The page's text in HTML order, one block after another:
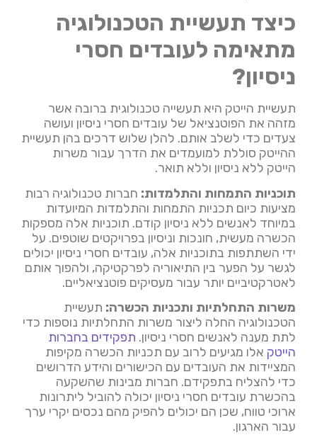
כיצד תעשיית הטכנולוגיה
מתאימה לעובדים חסרי
ניסיון?
תעשיית הייטק היא תעשייה טכנולוגית ברובה אשר
מזהה את הפוטנציאל של עובדים חסרי ניסיון ועושה
צעדים כדי לשלב אותם. להלן שלוש דרכים בהן תעשיית
ההייטק סוללת למועמדים את הדרך עבור משרות
הייטק ללא ניסיון וללא תואר.
תוכניות התמחות והתלמדות: חברות טכנולוגיה רבות
מציעות כיום תכניות התמחות והתלמדות המיועדות
במיוחד לאנשים ללא ניסיון קודם. תוכניות אלה מספקות
הכשרה מעשית, חונכות וניסיון בפרויקטים שוטפים. על
ידי השתתפות בתוכניות אלה, עובדים חסרי ניסיון יכולים
לגשר על הפער בין התיאוריה לפרקטיקה, ולהפוך אותם
לאטרקטיביים יותר עבור מעסיקים פוטנציאליים.
משרות התחלתיות ותכניות הכשרה: תעשיית
הטכנולוגיה החלה ליצור משרות התחלתיות נוספות כדי
לתת מענה לאנשים חסרי ניסיון. תפקידים בחברות
הייטק אלו מגיעים לרוב עם תכניות הכשרה מקיפות
המציידות את העובדים עם הכישורים והידע הדרושים
כדי להצליח בתפקידם. חברות מבינות שהשקעה
בהכשרת עובדים חסרי ניסיון יכולה להוביל ליתרונות
ארוכי טווח, שכן הם יכולים להפיק מהם נכסים יקרי ערך
עבור הארגון.